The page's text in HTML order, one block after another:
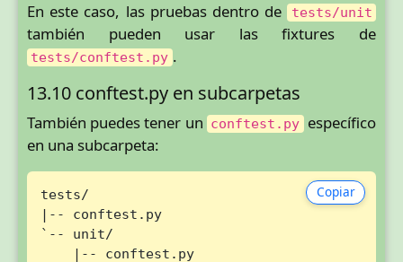
En este caso, las pruebas dentro de tests/unit
también pueden usar las fixtures de
tests/conftest.py .
13.10 conftest.py en subcarpetas
También puedes tener un conftest.py específico
en una subcarpeta:
Copiar
tests/
|-- conftest.py
`-- unit/
    |-- conftest.py